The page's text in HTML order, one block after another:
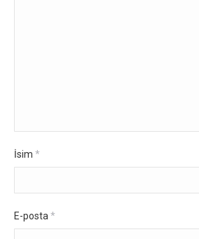
İsim *
E-posta *